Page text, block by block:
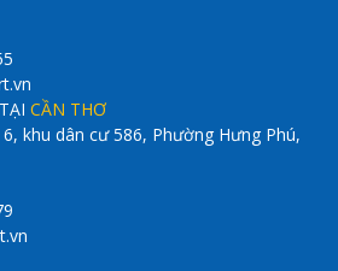
CẦN THƠ
khu dân cư 586, Phường Hưng Phú,